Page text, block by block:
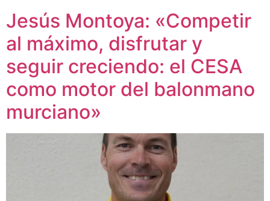
Jesús Montoya: «Competir
al máximo, disfrutar y
seguir creciendo: el CESA
como motor del balonmano
murciano»